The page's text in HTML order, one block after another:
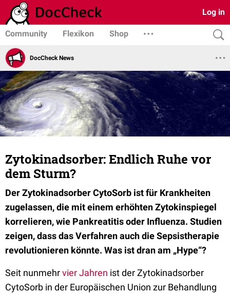
Log in
Community Flexikon Shop
DocCheck News
Zytokinadsorber: Endlich Ruhe vor
dem Sturm?
Der Zytokinadsorber CytoSorb ist für Krankheiten
zugelassen, die mit einem erhöhten Zytokinspiegel
korrelieren, wie Pankreatitis oder Influenza. Studien
zeigen, dass das Verfahren auch die Sepsistherapie
revolutionieren könnte. Was ist dran am „Hype“?
Seit nunmehrvier Jahren ist der Zytokinadsorber
CytoSorb in der Europäischen Union zur Behandlung